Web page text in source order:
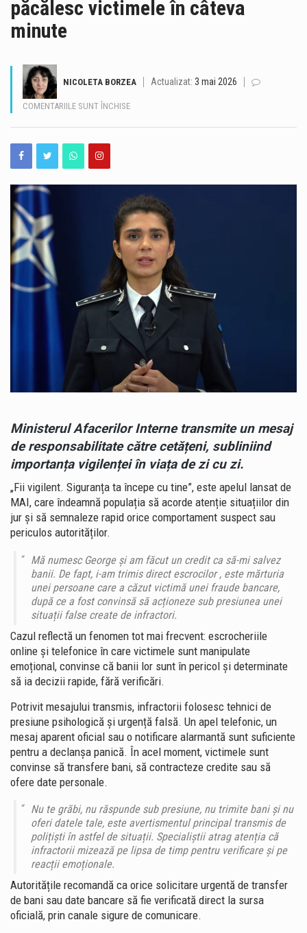
Operațiunea de scufundare controlată a celei de-a doua barje pe brațul Bala al Dunării s-a încheiat cu succes, după aproximativ 11 ore de la începerea manevrelor. Procedura a fost realizată gradual, sub coordonarea experților, pentru ca barja să fie coborâtă în poziția stabilită în prealabil. Apa a fost pompată în coferdamuri, permițând coborârea lentă a ambarcațiunii până la nivelul suprafeței apei. Ulterior, umplerea controlată a barjei a permis continuarea operațiunii într-un ritm echilibrat, astfel încât poziționarea acesteia să se realizeze în condiții de siguranță. Aceasta este cea de-a doua barjă scufundată controlat în cadrul operațiunii desfășurate pe brațul Bala. Intervenția…
păcălesc victimele în câteva
minute
NICOLETA BORZEA Actualizat: 3 mai 2026
COMENTARIILE SUNT ÎNCHISEPENTRU
SĂ-
MI
SALVEZ
BANII…
ȘI
AM
PIERDUT”.
AVERTISMENT
DESPRE
FRAUDELE
CARE
PĂCĂLESC
VICTIMELE
ÎN
MINUTE
Ministerul Afacerilor Interne transmite un mesaj
de responsabilitate către cetățeni, subliniind
importanța vigilenței în viața de zi cu zi.
„Fii vigilent. Siguranța ta începe cu tine”, este apelul lansat de
MAI, care îndeamnă populația să acorde atenție situațiilor din
jur și să semnaleze rapid orice comportament suspect sau
periculos autorităților.
Mă numesc George și am făcut un credit ca să-mi salvez
banii. De fapt, i-am trimis direct escrocilor , este mărturia
unei persoane care a căzut victimă unei fraude bancare,
după ce a fost convinsă să acționeze sub presiunea unei
situații false create de infractori.
Cazul reflectă un fenomen tot mai frecvent: escrocheriile
online și telefonice în care victimele sunt manipulate
emoțional, convinse că banii lor sunt în pericol și determinate
să ia decizii rapide, fără verificări.
Potrivit mesajului transmis, infractorii folosesc tehnici de
presiune psihologică și urgență falsă. Un apel telefonic, un
mesaj aparent oficial sau o notificare alarmantă sunt suficiente
pentru a declanșa panică. În acel moment, victimele sunt
convinse să transfere bani, să contracteze credite sau să
ofere date personale.
Nu te grăbi, nu răspunde sub presiune, nu trimite bani și nu
oferi datele tale, este avertismentul principal transmis de
polițiști în astfel de situații. Specialiștii atrag atenția că
infractorii mizează pe lipsa de timp pentru verificare și pe
reacții emoționale.
Autoritățile recomandă ca orice solicitare urgentă de transfer
de bani sau date bancare să fie verificată direct la sursa
oficială, prin canale sigure de comunicare.